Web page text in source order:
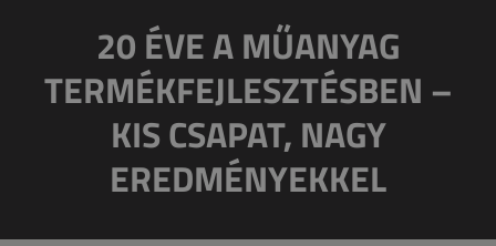
20 ÉVE A MŰANYAG
TERMÉKFEJLESZTÉSBEN –
KIS CSAPAT, NAGY
EREDMÉNYEKKEL